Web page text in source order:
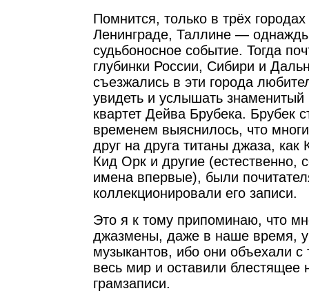
Помнится, только в трёх
Ленинграде, Таллине —
судьбоносное событие. Тогда
глубинки России, Сибири и
съезжались в эти города
увидеть и услышать
квартет Дейва Брубека. Брубек
временем выяснилось, что
друг на друга титаны джаза, как
Кид Орк и другие (естественно,
имена впервые), были
коллекционировали его записи.
Это я к тому припоминаю, что
джазмены, даже в наше время,
музыкантов, ибо они объехали
весь мир и оставили блестящее
грамзаписи.